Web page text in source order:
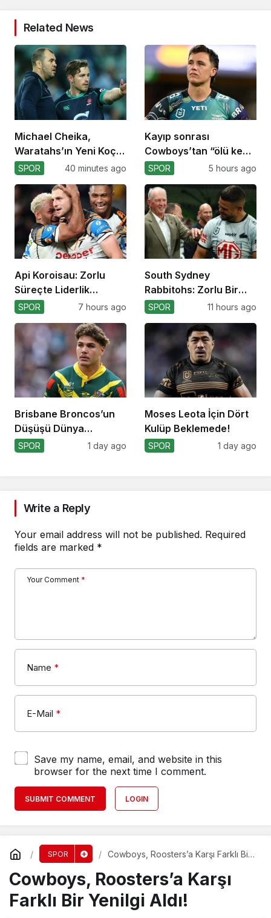
Related News
Michael Cheika,
Waratahs’ın Yeni Koçu
Olabilir!
SPOR 40 minutes ago
Kayıp sonrası
Cowboys’tan “ölü kedi”
atılımı!
SPOR 5 hours ago
Api Koroisau: Zorlu
Süreçte Liderlik
Mücadelesi
SPOR 7 hours ago
South Sydney
Rabbitohs: Zorlu Bir
Off-Season Bekliyor
SPOR 11 hours ago
Brisbane Broncos’un
Düşüşü Dünya
Kupası’nı Etkiler mi?
SPOR 1 day ago
Moses Leota İçin Dört
Kulüp Beklemede!
SPOR 1 day ago
Write a Reply
Your email address will not be published. Required
fields are marked *
Your Comment *
Name *
E-Mail *
Save my name, email, and website in this
browser for the next time I comment.
SUBMIT COMMENT LOGIN
SPOR
Cowboys, Roosters’a Karşı Farklı Bir
Cowboys, Roosters’a Karşı
Farklı Bir Yenilgi Aldı!